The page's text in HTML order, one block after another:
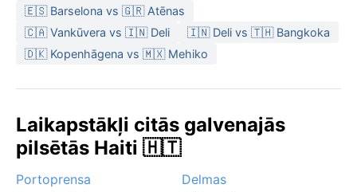
🇪🇸 Barselona vs 🇬🇷 Atēnas
🇨🇦 Vankūvera vs 🇮🇳 Deli
🇮🇳 Deli vs 🇹🇭 Bangkoka
🇩🇰 Kopenhāgena vs 🇲🇽 Mehiko
Laikapstākļi citās galvenajās
pilsētās Haiti 🇭🇹
Portoprensa
Delmas